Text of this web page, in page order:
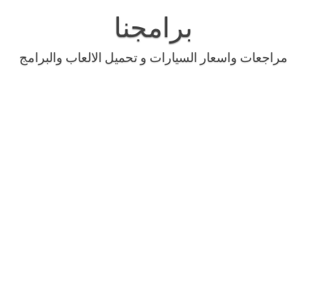
برامجنا
مراجعات واسعار السيارات و تحميل الالعاب والبرامج